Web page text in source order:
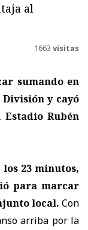
al
1663 visitas
sumando en
y cayó
Rubén
23 minutos,
para marcar
local. Con
arriba por la